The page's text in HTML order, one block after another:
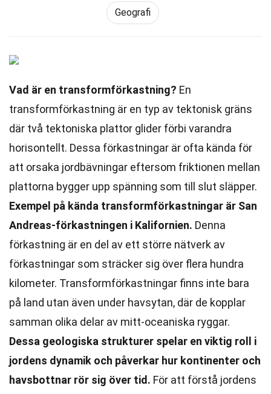
Geografi
Vad är en transformförkastning? En
transformförkastning är en typ av tektonisk gräns
där två tektoniska plattor glider förbi varandra
horisontellt. Dessa förkastningar är ofta kända för
att orsaka jordbävningar eftersom friktionen mellan
plattorna bygger upp spänning som till slut släpper.
Exempel på kända transformförkastningar är San
Andreas-förkastningen i Kalifornien. Denna
förkastning är en del av ett större nätverk av
förkastningar som sträcker sig över flera hundra
kilometer. Transformförkastningar finns inte bara
på land utan även under havsytan, där de kopplar
samman olika delar av mitt-oceaniska ryggar.
Dessa geologiska strukturer spelar en viktig roll i
jordens dynamik och påverkar hur kontinenter och
havsbottnar rör sig över tid. För att förstå jordens